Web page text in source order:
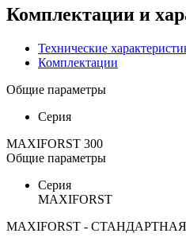
Комплектации и
Технические
Комплектации
Общие параметры
Серия
MAXIFORST 300
Общие параметры
Серия
MAXIFORST
MAXIFORST -